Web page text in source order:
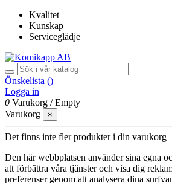
Kvalitet
Kunskap
Serviceglädje
Önskelista ()
Logga in
0 Varukorg /Empty
Varukorg
×
Det finns inte fler produkter i din varukorg
Den här webbplatsen använder sina egna
att förbättra våra tjänster och visa dig
preferenser genom att analysera dina